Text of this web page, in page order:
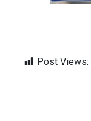
Post Views: